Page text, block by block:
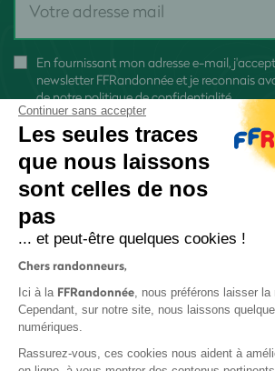
En fournissant mon adresse e-mail,
newsletter FFRandonnée et je reconnais
denotre politique de confidentialité
Protection des données
Continuer sans accepter
Les seules traces
que nous laissons
sont celles de nos
pas
... et peut-être quelques cookies !
Chers randonneurs,
Ici à la FFRandonnée, nous préférons laisser la
Cependant, sur notre site, nous laissons
numériques.
Rassurez-vous, ces cookies nous aident à